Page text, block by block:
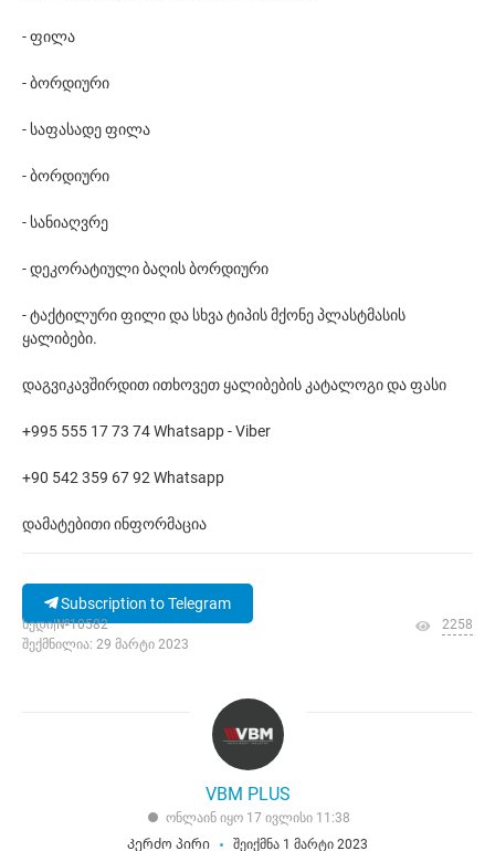
- ფილა
- ბორდიური
- საფასადე ფილა
- ბორდიური
- სანიაღვრე
- დეკორატიული ბაღის ბორდიური
- ტაქტილური ფილი და სხვა ტიპის მქონე პლასტმასის
ყალიბები.
დაგვიკავშირდით ითხოვეთ ყალიბების კატალოგი და ფასი
+995 555 17 73 74 Whatsapp - Viber
+90 542 359 67 92 Whatsapp
დამატებითი ინფორმაცია
Subscription to Telegram
ხედი|№10582
შექმნილია: 29 მარტი 2023
2258
VBM PLUS
ონლაინ იყო 17 ივლისი 11:38
Კერძო პირი
შეიქმნა 1 მარტი 2023